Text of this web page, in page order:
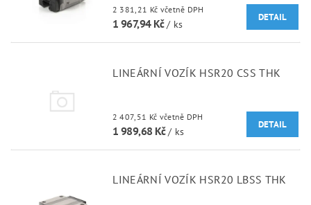
2 381,21 Kč včetně DPH
1 967,94 Kč/ ks
DETAIL
LINEÁRNÍ VOZÍK HSR20 CSS THK
2 407,51 Kč včetně DPH
1 989,68 Kč/ ks
DETAIL
LINEÁRNÍ VOZÍK HSR20 LBSS THK